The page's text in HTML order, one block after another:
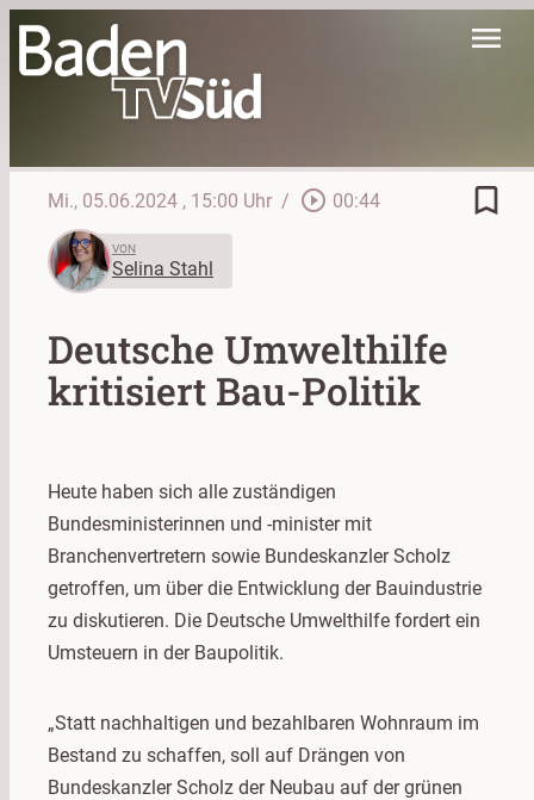
menu
Mi., 05.06.2024 , 15:00 Uhr / play_circle_outline 00:44 bookmark_border
VON
Selina Stahl
Deutsche Umwelthilfe
kritisiert Bau-Politik
Heute haben sich alle zuständigen
Bundesministerinnen und -minister mit
Branchenvertretern sowie Bundeskanzler Scholz
getroffen, um über die Entwicklung der Bauindustrie
zu diskutieren. Die Deutsche Umwelthilfe fordert ein
Umsteuern in der Baupolitik.
„Statt nachhaltigen und bezahlbaren Wohnraum im
Bestand zu schaffen, soll auf Drängen von
Bundeskanzler Scholz der Neubau auf der grünen